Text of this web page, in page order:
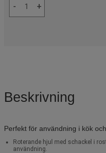
-
+
Beskrivning
Perfekt för användning i kök
Roterande hjul med schackel i
användning.